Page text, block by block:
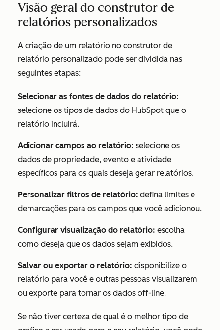
Visão geral do construtor de
relatórios personalizados
A criação de um relatório no construtor de
relatório personalizado pode ser dividida nas
seguintes etapas:
Selecionar as fontes de dados do relatório:
selecione os tipos de dados do HubSpot que o
relatório incluirá.
Adicionar campos ao relatório: selecione os
dados de propriedade, evento e atividade
específicos para os quais deseja gerar relatórios.
Personalizar filtros de relatório: defina limites e
demarcações para os campos que você adicionou.
Configurar visualização do relatório: escolha
como deseja que os dados sejam exibidos.
Salvar ou exportar o relatório: disponibilize o
relatório para você e outras pessoas visualizarem
ou exporte para tornar os dados off-line.
Se não tiver certeza de qual é o melhor tipo de